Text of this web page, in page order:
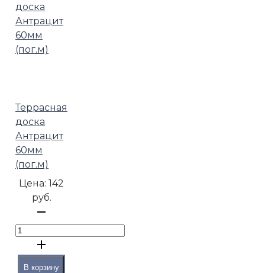
Террасная
доска
Антрацит
60мм
(пог.м)
Цена:142
руб.
В корзину